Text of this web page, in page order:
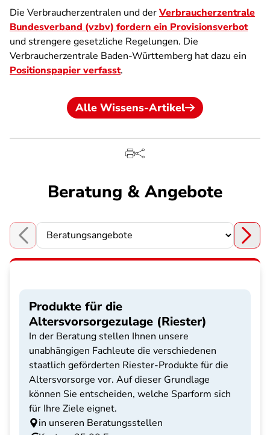
Die Verbraucherzentralen und derVerbraucherzentrale
Bundesverband (vzbv) fordern ein Provisionsverbot
und strengere gesetzliche Regelungen. Die
Verbraucherzentrale Baden-Württemberg hat dazu ein
Positionspapier verfasst.
Alle Wissens-Artikel
Beratung & Angebote
Choose a section
Produkte für die
Altersvorsorgezulage (Riester)
In der Beratung stellen Ihnen unsere
unabhängigen Fachleute die verschiedenen
staatlich geförderten Riester-Produkte für die
Altersvorsorge vor. Auf dieser Grundlage
können Sie entscheiden, welche Sparform sich
für Ihre Ziele eignet.
in unseren Beratungsstellen